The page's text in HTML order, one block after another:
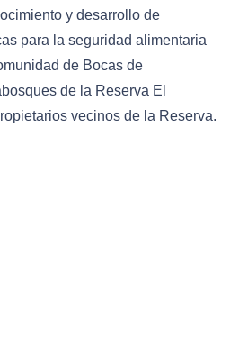
y desarrollo de
para la seguridad alimentaria
de Bocas de
de la Reserva El
vecinos de la Reserva.